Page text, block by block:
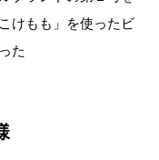
けもも」を使ったビ
た